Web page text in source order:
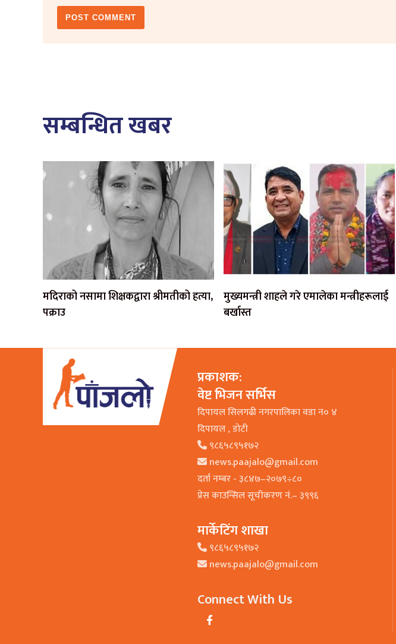
सम्बन्धित खबर
मदिराको नसामा शिक्षकद्वारा श्रीमतीको हत्या,
पक्राउ
मुख्यमन्त्री शाहले गरे एमालेका मन्त्रीहरूलाई
बर्खास्त
प्रकाशक:
वेष्ट भिजन सर्भिस
दिपायल सिलगढी नगरपालिका वडा न० ४
दिपायल , डाेटी
९८६५८९५१७२
news.paajalo@gmail.com
दर्ता नम्बर - ३८४७–२०७९÷८०
प्रेस काउन्सिल सूचीकरण नं.– ३९९६
मार्केटिंग शाखा
९८६५८९५१७२
news.paajalo@gmail.com
Connect With Us